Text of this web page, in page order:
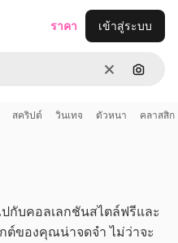
ชัดเจนค้นหา
ราคา เข้าสู่ระบบ
สคริปต์ วินเทจ ตัวหนา คลาสสิก
บคอลเลกชันสไตล์ฟรีและ
กต์ของคุณน่าจดจำ ไม่ว่าจะ